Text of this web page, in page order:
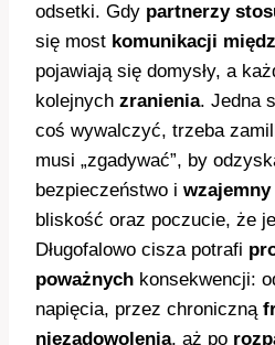
odsetki. Gdy partnerzy
się most komunikacji
pojawiają się domysły, a
kolejnych zranienia. Jedna
coś wywalczyć, trzeba
musi „zgadywać”, by
bezpieczeństwo i wzajemny
bliskość oraz poczucie, że
Długofalowo cisza potrafi
poważnych konsekwencji:
napięcia, przez chroniczną
niezadowolenia, aż po